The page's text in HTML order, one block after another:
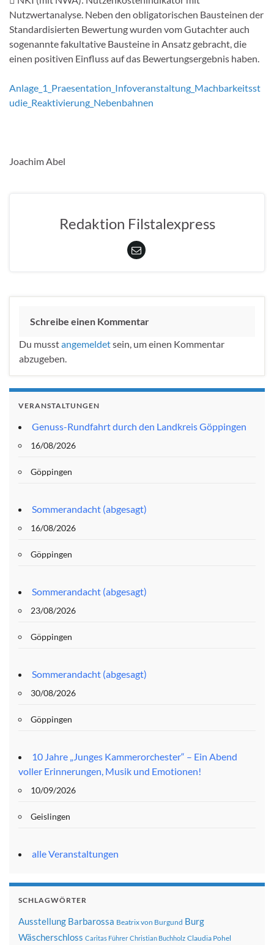
Nutzwertanalyse. Neben den obligatorischen Bausteinen der
Standardisierten Bewertung wurden vom Gutachter auch
sogenannte fakultative Bausteine in Ansatz gebracht, die
einen positiven Einfluss auf das Bewertungsergebnis haben.
Anlage_1_Praesentation_Infoveranstaltung_Machbarkeitsst
udie_Reaktivierung_Nebenbahnen
Joachim Abel
Redaktion Filstalexpress
Schreibe einen Kommentar
Du musstangemeldetsein, um einen Kommentar
abzugeben.
VERANSTALTUNGEN
Genuss-Rundfahrt durch den Landkreis Göppingen
16/08/2026
Göppingen
Sommerandacht (abgesagt)
16/08/2026
Göppingen
Sommerandacht (abgesagt)
23/08/2026
Göppingen
Sommerandacht (abgesagt)
30/08/2026
Göppingen
10 Jahre „Junges Kammerorchester“ – Ein Abend
voller Erinnerungen, Musik und Emotionen!
10/09/2026
Geislingen
alle Veranstaltungen
SCHLAGWÖRTER
Ausstellung Barbarossa Beatrix von Burgund Burg
Wäscherschloss Caritas Führer Christian Buchholz Claudia Pohel